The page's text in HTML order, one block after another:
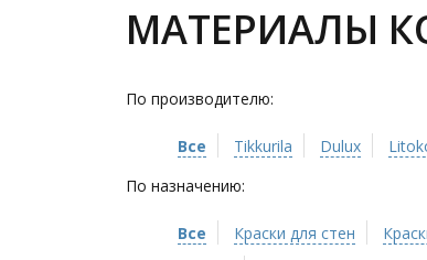
МАТЕРИАЛЫ
По производителю:
Все Tikkurila Dulux
По назначению:
Все Краски для стен